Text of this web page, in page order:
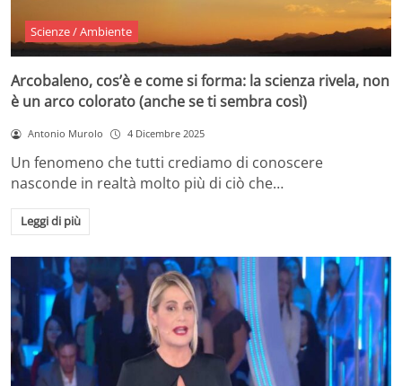
Scienze / Ambiente
Arcobaleno, cos’è e come si forma: la scienza rivela, non
è un arco colorato (anche se ti sembra così)
Antonio Murolo 4 Dicembre 2025
Un fenomeno che tutti crediamo di conoscere
nasconde in realtà molto più di ciò che…
Leggi di più